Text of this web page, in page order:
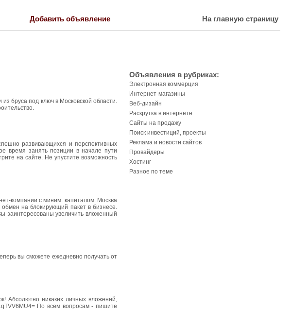
Добавить объявление На главную страницу
бруса под ключ в Московской области.
развивающихся и перспективных
время занять позиции в начале пути
на сайте. Не упустите возможность
компании с миним. капиталом. Москва
на блокирующий пакет в бизнесе.
заинтересованы увеличить вложенный
вы сможете ежедневно получать от
Абсолютно никаких личных вложений,
По всем вопросам - пишите
Объявления в рубриках:
Электронная коммерция
Интернет-магазины
Веб-дизайн
Раскрутка в интернете
Сайты на продажу
Поиск инвестиций, проекты
Реклама и новости сайтов
Провайдеры
Хостинг
Разное по теме